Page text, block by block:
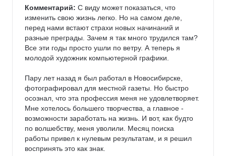
Комментарий: С виду может показаться, что
изменить свою жизнь легко. Но на самом деле,
перед нами встают страхи новых начинаний и
разные преграды. Зачем я так много трудился там?
Все эти годы просто ушли по ветру. А теперь я
молодой художник компьютерной графики.
Пару лет назад я был работал в Новосибирске,
фотографировал для местной газеты. Но быстро
осознал, что эта профессия меня не удовлетворяет.
Мне хотелось большего творчества, а главное -
возможности заработать на жизнь. И вот, как будто
по волшебству, меня уволили. Месяц поиска
работы привел к нулевым результатам, и я решил
воспринять это как знак.